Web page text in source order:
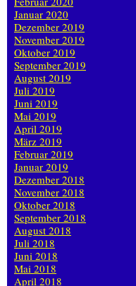
Januar 2020
Dezember 2019
November 2019
Oktober 2019
September 2019
August 2019
Juli 2019
Juni 2019
Mai 2019
April 2019
März 2019
Februar 2019
Januar 2019
Dezember 2018
November 2018
Oktober 2018
September 2018
August 2018
Juli 2018
Juni 2018
Mai 2018
April 2018